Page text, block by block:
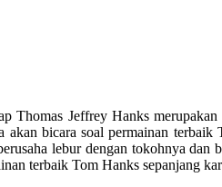
Thomas Jeffrey Hanks
bicara soal permainan
lebur dengan tokohnya
terbaik Tom Hanks sepanjang